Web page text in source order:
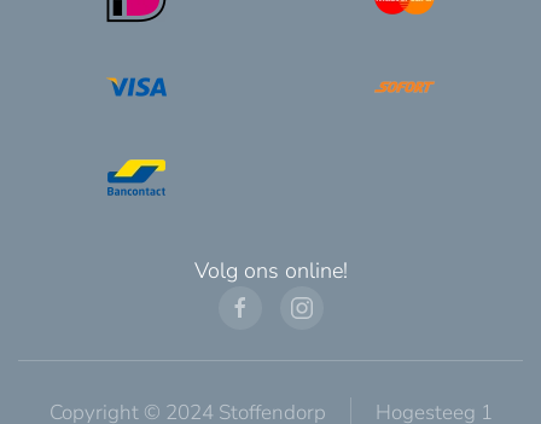
Volg ons online!
Copyright © 2024 Stoffendorp Hogesteeg 1